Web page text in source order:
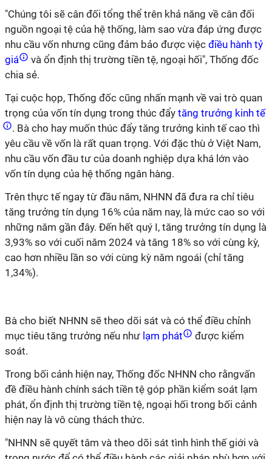
"Chúng tôi sẽ cân đối tổng thể trên khả năng về cân đối
nguồn ngoại tệ của hệ thống, làm sao vừa đáp ứng được
nhu cầu vốn nhưng cũng đảm bảo được việc điều hành tỷ
giá
và ổn định thị trường tiền tệ, ngoại hối", Thống đốc
chia sẻ.
Tại cuộc họp, Thống đốc cũng nhấn mạnh về vai trò quan
trọng của vốn tín dụng trong thúc đẩy tăng trưởng kinh tế
. Bà cho hay muốn thúc đẩy tăng trưởng kinh tế cao thì
yêu cầu về vốn là rất quan trọng. Với đặc thù ở Việt Nam,
nhu cầu vốn đầu tư của doanh nghiệp dựa khá lớn vào
vốn tín dụng của hệ thống ngân hàng.
Trên thực tế ngay từ đầu năm, NHNN đã đưa ra chỉ tiêu
tăng trưởng tín dụng 16% của năm nay, là mức cao so với
những năm gần đây. Đến hết quý I, tăng trưởng tín dụng là
3,93% so với cuối năm 2024 và tăng 18% so với cùng kỳ,
cao hơn nhiều lần so với cùng kỳ năm ngoái (chỉ tăng
1,34%).
Bà cho biết NHNN sẽ theo dõi sát và có thể điều chỉnh
mục tiêu tăng trưởng nếu như lạm phát
được kiểm
soát.
Trong bối cảnh hiện nay, Thống đốc NHNN cho rằngvấn
đề điều hành chính sách tiền tệ góp phần kiểm soát lạm
phát, ổn định thị trường tiền tệ, ngoại hối trong bối cảnh
hiện nay là vô cùng thách thức.
"NHNN sẽ quyết tâm và theo dõi sát tình hình thế giới và